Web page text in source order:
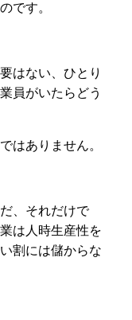
のです。
はない、ひとり
員がいたらどう
はありません。
、それだけで
は人時生産性を
割には儲からな